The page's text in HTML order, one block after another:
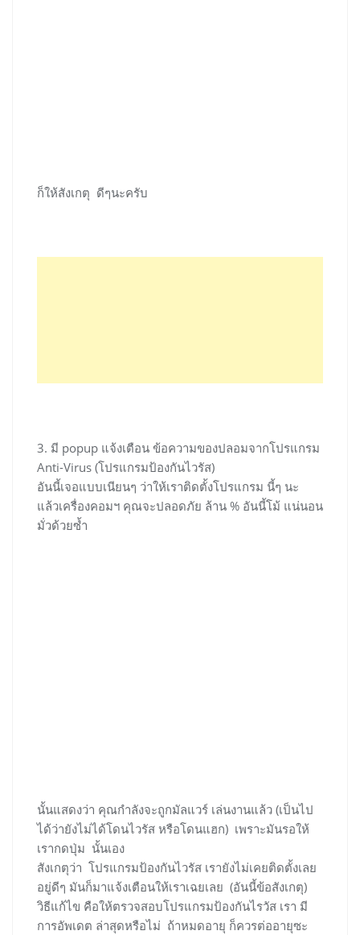
ก็ให้สังเกตุ ดีๆนะครับ
3. มี popup แจ้งเตือน ข้อความของปลอมจากโปรแกรม
Anti-Virus (โปรแกรมป้องกันไวรัส)
อันนี้เจอแบบเนียนๆ ว่าให้เราติดตั้งโปรแกรม นี้ๆ นะ
แล้วเครื่องคอมฯ คุณจะปลอดภัย ล้าน % อันนี้โม้ แน่นอน
มั่วด้วยซ้ำ
นั้นแสดงว่า คุณกำลังจะถูกมัลแวร์ เล่นงานแล้ว (เป็นไป
ได้ว่ายังไม่ได้โดนไวรัส หรือโดนแฮก) เพราะมันรอให้
เรากดปุ่ม นั้นเอง
สังเกตุว่า โปรแกรมป้องกันไวรัส เรายังไม่เคยติดตั้งเลย
อยู่ดีๆ มันก็มาแจ้งเตือนให้เราเฉยเลย (อันนี้ข้อสังเกตุ)
วิธีแก้ไข คือให้ตรวจสอบโปรแกรมป้องกันไรวัส เรา มี
การอัพเดต ล่าสุดหรือไม่ ถ้าหมดอายุ ก็ควรต่ออายุซะ